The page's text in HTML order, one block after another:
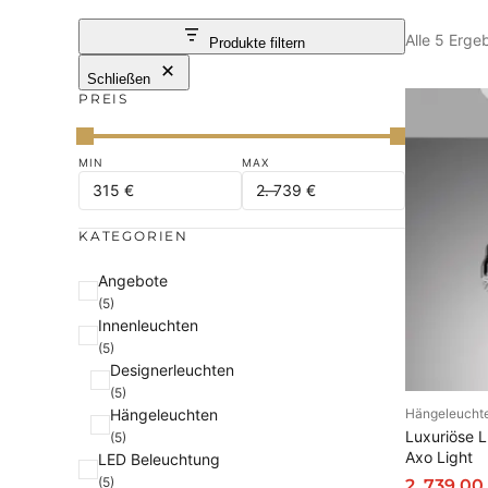
Produkte filtern
Schließen
PREIS
KATEGORIEN
K Angebote
(5)
Innenleuchten
(5)
Designerleuchten
(5)
Hängeleuchten
(5)
LED Beleuchtung
(5)
Alle 5
Luxuriöse
Axo Light